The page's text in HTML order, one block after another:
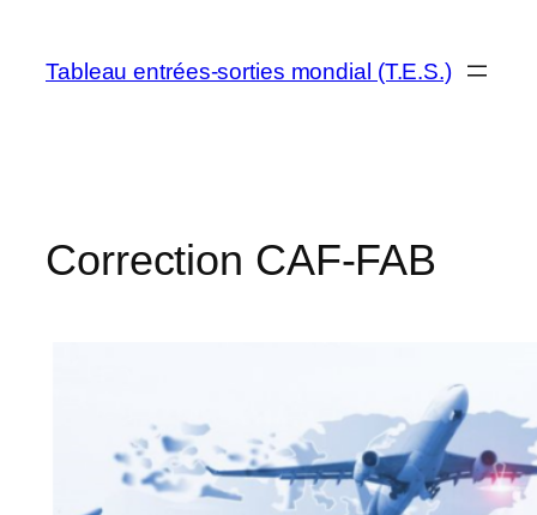
contenu
Tableau entrées-sorties mondial (T.E.S.)
Correction CAF-FAB